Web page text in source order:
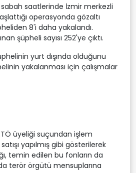
saatlerinde İzmir merkezli
operasyonda gözaltı
8'i daha yakalandı.
şüpheli sayısı 252'ye çıktı.
yurt dışında olduğunu
yakalanması için çalışmalar
üyeliği suçundan işlem
yapılmış gibi gösterilerek
temin edilen bu fonların da
terör örgütü mensuplarına